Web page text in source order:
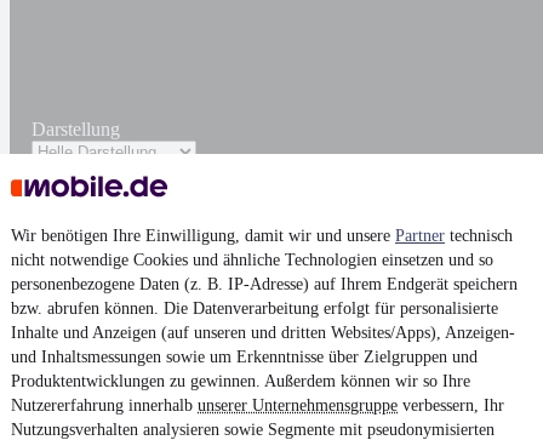
Wir benötigen Ihre Einwilligung, damit wir und unsere Partner technisch
nicht notwendige Cookies und ähnliche Technologien einsetzen und so
personenbezogene Daten (z. B. IP-Adresse) auf Ihrem Endgerät speichern
bzw. abrufen können. Die Datenverarbeitung erfolgt für personalisierte
Inhalte und Anzeigen (auf unseren und dritten Websites/Apps), Anzeigen-
und Inhaltsmessungen sowie um Erkenntnisse über Zielgruppen und
Produktentwicklungen zu gewinnen. Außerdem können wir so Ihre
Nutzererfahrung innerhalb unserer Unternehmensgruppe verbessern, Ihr
Nutzungsverhalten analysieren sowie Segmente mit pseudonymisierten
Darstellung